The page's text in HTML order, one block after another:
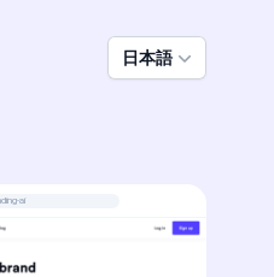
日本語
ai